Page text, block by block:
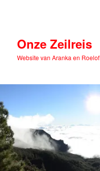
Onze Zeilreis
Website van Aranka en Roelof